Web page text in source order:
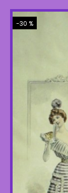
-30 %